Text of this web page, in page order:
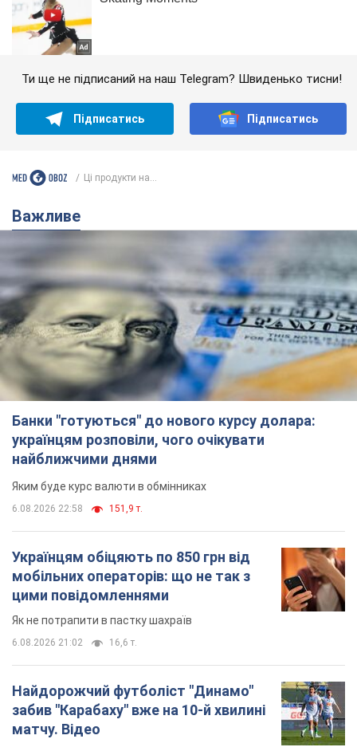
Ти ще не підписаний на наш Telegram? Швиденько тисни!
Підписатись Підписатись
Ці продукти на...
Важливе
Банки "готуються" до нового курсу долара:
українцям розповіли, чого очікувати
найближчими днями
Яким буде курс валюти в обмінниках
6.08.2026 22:58 151,9 т.
Українцям обіцяють по 850 грн від
мобільних операторів: що не так з
цими повідомленнями
Як не потрапити в пастку шахраїв
6.08.2026 21:02 16,6 т.
Найдорожчий футболіст "Динамо"
забив "Карабаху" вже на 10-й хвилині
матчу. Відео